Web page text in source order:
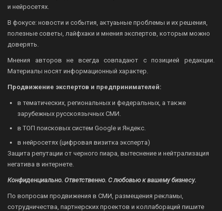
и нейросетях.
В фокусе: новости и события, актуаьные проблемы и их решения,
полезные советы, лайфхаки и мнения экспертов, которым можно
доверять.
Мнения авторов не всегда совпадают с позицией редакции.
Материалы носят информационный характер.
Продвижение экспертов и предпринимателей:
в тематических, региональных и федеральных, а также
зарубежных русскоязычных СМИ.
в ТОП поисковых систем Google и Яндекс.
в нейросетях (цифровая визитка эксперта)
Защита репутации от черного пиара, вытеснение и нейтрализация
негатива в интернете.
Конфиденциально. Ответственно. С любовью к вашему бизнесу.
По вопросам продвижения в СМИ, размещения рекламы,
сотрудничества, партнерских проектов и коллабораций пишите